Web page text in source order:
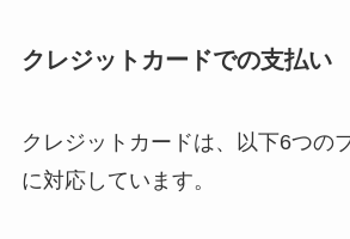
クレジットカードでの支払い
クレジットカードは、以下6つの
に対応しています。